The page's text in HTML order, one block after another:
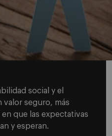
social y el
seguro, más
que las expectativas
y esperan.